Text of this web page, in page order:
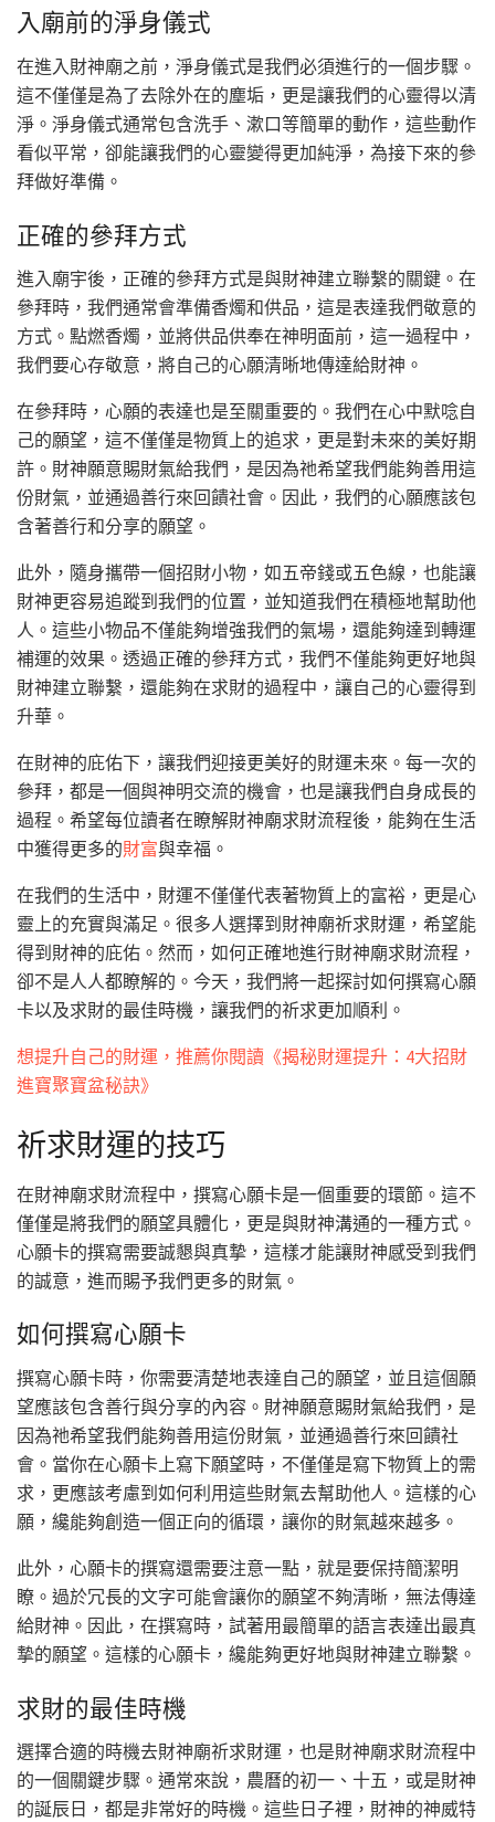
入廟前的淨身儀式
在進入財神廟之前，淨身儀式是我們必須進行的一個步驟。
這不僅僅是為了去除外在的塵垢，更是讓我們的心靈得以清
淨。淨身儀式通常包含洗手、漱口等簡單的動作，這些動作
看似平常，卻能讓我們的心靈變得更加純淨，為接下來的參
拜做好準備。
正確的參拜方式
進入廟宇後，正確的參拜方式是與財神建立聯繫的關鍵。在
參拜時，我們通常會準備香燭和供品，這是表達我們敬意的
方式。點燃香燭，並將供品供奉在神明面前，這一過程中，
我們要心存敬意，將自己的心願清晰地傳達給財神。
在參拜時，心願的表達也是至關重要的。我們在心中默唸自
己的願望，這不僅僅是物質上的追求，更是對未來的美好期
許。財神願意賜財氣給我們，是因為祂希望我們能夠善用這
份財氣，並通過善行來回饋社會。因此，我們的心願應該包
含著善行和分享的願望。
此外，隨身攜帶一個招財小物，如五帝錢或五色線，也能讓
財神更容易追蹤到我們的位置，並知道我們在積極地幫助他
人。這些小物品不僅能夠增強我們的氣場，還能夠達到轉運
補運的效果。透過正確的參拜方式，我們不僅能夠更好地與
財神建立聯繫，還能夠在求財的過程中，讓自己的心靈得到
升華。
在財神的庇佑下，讓我們迎接更美好的財運未來。每一次的
參拜，都是一個與神明交流的機會，也是讓我們自身成長的
過程。希望每位讀者在瞭解財神廟求財流程後，能夠在生活
中獲得更多的財富與幸福。
在我們的生活中，財運不僅僅代表著物質上的富裕，更是心
靈上的充實與滿足。很多人選擇到財神廟祈求財運，希望能
得到財神的庇佑。然而，如何正確地進行財神廟求財流程，
卻不是人人都瞭解的。今天，我們將一起探討如何撰寫心願
卡以及求財的最佳時機，讓我們的祈求更加順利。
想提升自己的財運，推薦你閱讀《揭秘財運提升：4大招財
進寶聚寶盆秘訣》
祈求財運的技巧
在財神廟求財流程中，撰寫心願卡是一個重要的環節。這不
僅僅是將我們的願望具體化，更是與財神溝通的一種方式。
心願卡的撰寫需要誠懇與真摯，這樣才能讓財神感受到我們
的誠意，進而賜予我們更多的財氣。
如何撰寫心願卡
撰寫心願卡時，你需要清楚地表達自己的願望，並且這個願
望應該包含善行與分享的內容。財神願意賜財氣給我們，是
因為祂希望我們能夠善用這份財氣，並通過善行來回饋社
會。當你在心願卡上寫下願望時，不僅僅是寫下物質上的需
求，更應該考慮到如何利用這些財氣去幫助他人。這樣的心
願，纔能夠創造一個正向的循環，讓你的財氣越來越多。
此外，心願卡的撰寫還需要注意一點，就是要保持簡潔明
瞭。過於冗長的文字可能會讓你的願望不夠清晰，無法傳達
給財神。因此，在撰寫時，試著用最簡單的語言表達出最真
摯的願望。這樣的心願卡，纔能夠更好地與財神建立聯繫。
求財的最佳時機
選擇合適的時機去財神廟祈求財運，也是財神廟求財流程中
的一個關鍵步驟。通常來說，農曆的初一、十五，或是財神
的誕辰日，都是非常好的時機。這些日子裡，財神的神威特